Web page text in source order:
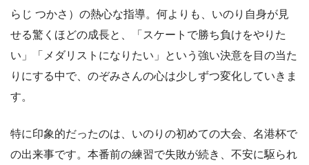
らじ つかさ）の熱心な指導。何よりも、いのり自身が見
せる驚くほどの成長と、「スケートで勝ち負けをやりた
い」「メダリストになりたい」という強い決意を目の当た
りにする中で、のぞみさんの心は少しずつ変化していきま
す。
特に印象的だったのは、いのりの初めての大会、名港杯で
の出来事です。本番前の練習で失敗が続き、不安に駆られ